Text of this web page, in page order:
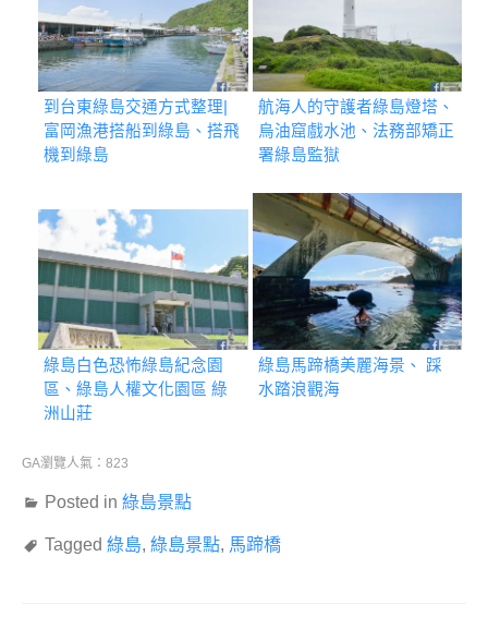
到台東綠島交通方式整理|
富岡漁港搭船到綠島、搭飛
機到綠島
航海人的守護者綠島燈塔、
烏油窟戲水池、法務部矯正
署綠島監獄
綠島白色恐怖綠島紀念園
區、綠島人權文化園區 綠
洲山莊
綠島馬蹄橋美麗海景、 踩
水踏浪觀海
GA瀏覽人氣：823
Posted in 綠島景點
Tagged 綠島, 綠島景點, 馬蹄橋